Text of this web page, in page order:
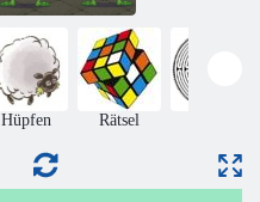
Troll Boxen
Hüpfen Rätsel